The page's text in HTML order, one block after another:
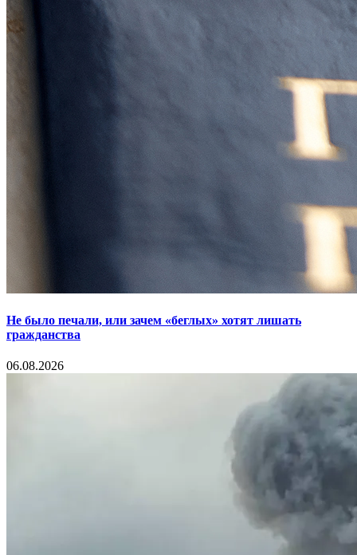
Не было печали, или зачем «беглых» хотят лишать
гражданства
06.08.2026